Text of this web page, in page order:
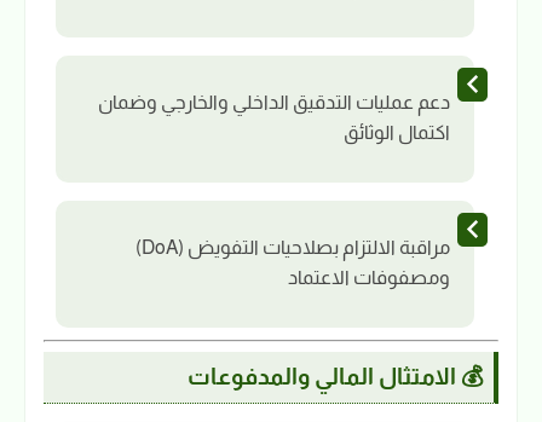
دعم عمليات التدقيق الداخلي والخارجي وضمان
اكتمال الوثائق
مراقبة الالتزام بصلاحيات التفويض (DoA)
ومصفوفات الاعتماد
💰 الامتثال المالي والمدفوعات